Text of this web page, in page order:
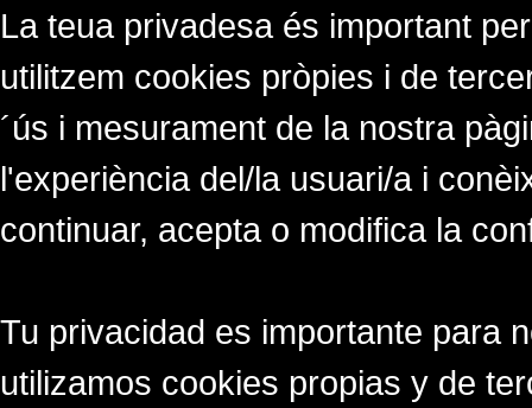
La teua privadesa és important
utilitzem cookies pròpies i de
´ús i mesurament de la nostra
l'experiència del/la usuari/a i
continuar, acepta o modifica la
Tu privacidad es importante para
utilizamos cookies propias y de